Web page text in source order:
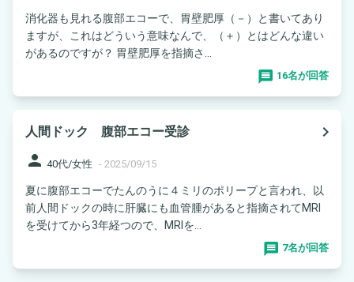
消化器も見れる腹部エコーで、胃壁肥厚（－）と書いてあり
ますが、これはどういう意味なんで、（＋）とはどんな違い
があるのですが？ 胃壁肥厚を指摘さ...
16名が回答
人間ドック 腹部エコー受診
navigate_next
person 40代/女性 - 2025/09/15
夏に腹部エコーでたんのうに４ミリのポリープと言われ、以
前人間ドックの時に肝臓にも血管腫があると指摘されてMRI
を受けてから3年経つので、MRIを...
7名が回答